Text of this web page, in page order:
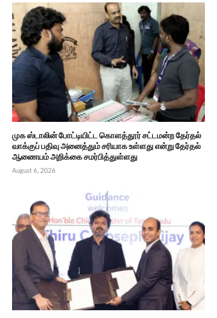
முக ஸ்டாலின் போட்டியிட்ட கொளத்தூர் சட்டமன்ற தேர்தல்
வாக்குப் பதிவு அனைத்தும் சரியாக உள்ளது என்று தேர்தல்
ஆணையம் அறிக்கை சமர்பித்துள்ளது
August 6, 2026